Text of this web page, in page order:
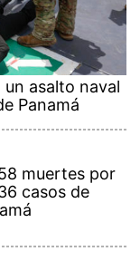
un asalto naval
Panamá
muertes por
casos de